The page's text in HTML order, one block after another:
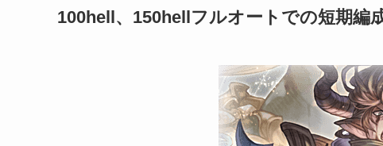
100hell、150hellフルオートでの短期編